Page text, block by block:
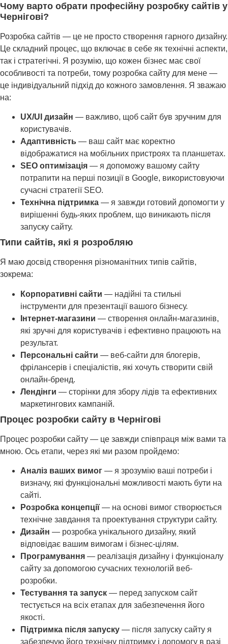
Чому варто обрати професійну розробку сайтів у
Чернігові?
Розробка сайтів — це не просто створення гарного дизайну.
Це складний процес, що включає в себе як технічні аспекти,
так і стратегічні. Я розумію, що кожен бізнес має свої
особливості та потреби, тому розробка сайту для мене —
це індивідуальний підхід до кожного замовлення. Я зважаю
на:
UX/UI дизайн — важливо, щоб сайт був зручним для
користувачів.
Адаптивність — ваш сайт має коректно
відображатися на мобільних пристроях та планшетах.
SEO оптимізація — я допоможу вашому сайту
потрапити на перші позиції в Google, використовуючи
сучасні стратегії SEO.
Технічна підтримка — я завжди готовий допомогти у
вирішенні будь-яких проблем, що виникають після
запуску сайту.
Типи сайтів, які я розробляю
Я маю досвід створення різноманітних типів сайтів,
зокрема:
Корпоративні сайти — надійні та стильні
інструменти для презентації вашого бізнесу.
Інтернет-магазини — створення онлайн-магазинів,
які зручні для користувачів і ефективно працюють на
результат.
Персональні сайти — веб-сайти для блогерів,
фрілансерів і спеціалістів, які хочуть створити свій
онлайн-бренд.
Лендінги — сторінки для збору лідів та ефективних
маркетингових кампаній.
Процес розробки сайту в Чернігові
Процес розробки сайту — це завжди співпраця між вами та
мною. Ось етапи, через які ми разом пройдемо:
Аналіз ваших вимог — я зрозумію ваші потреби і
визначу, які функціональні можливості мають бути на
сайті.
Розробка концепції — на основі вимог створюється
технічне завдання та проектування структури сайту.
Дизайн — розробка унікального дизайну, який
відповідає вашим вимогам і бізнес-цілям.
Програмування — реалізація дизайну і функціоналу
сайту за допомогою сучасних технологій веб-
розробки.
Тестування та запуск — перед запуском сайт
тестується на всіх етапах для забезпечення його
якості.
Підтримка після запуску — після запуску сайту я
забезпечую його технічну підтримку і допомогу в разі